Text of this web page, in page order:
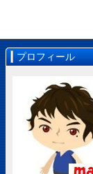
プロフィール